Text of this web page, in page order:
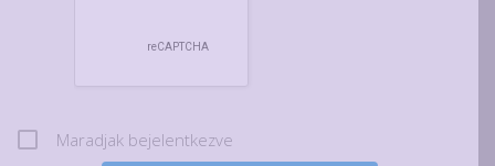
Maradjak bejelentkezve